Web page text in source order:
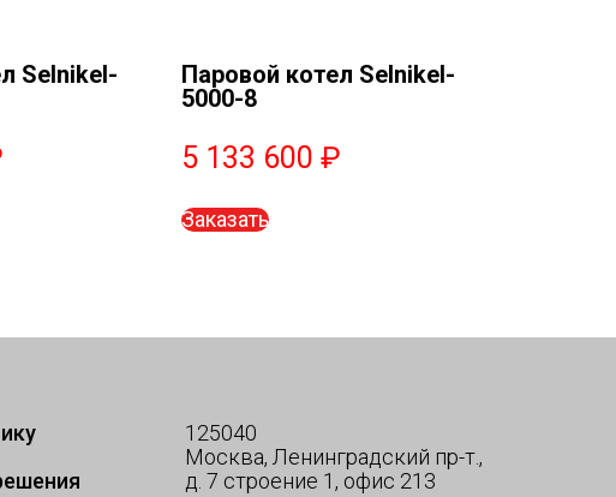
Selnikel-
Паровой котел Selnikel-
5000-8
5 133 600₽
Заказать
125040
Москва, Ленинградский пр-т.,
д. 7 строение 1, офис 213